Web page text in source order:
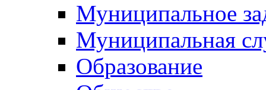
Муниципальное
Муниципальная
Образование